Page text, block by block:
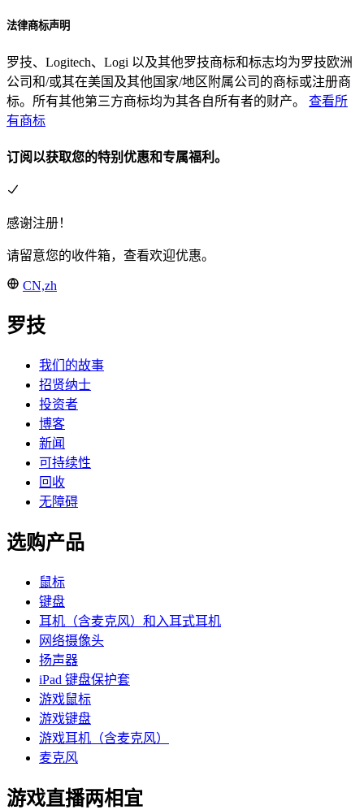
法律商标声明
罗技、Logitech、Logi 以及其他罗技商标和标志均为罗技欧洲
公司和/或其在美国及其他国家/地区附属公司的商标或注册商
标。所有其他第三方商标均为其各自所有者的财产。 查看所
有商标
订阅以获取您的特别优惠和专属福利。
感谢注册！
请留意您的收件箱，查看欢迎优惠。
CN,zh
罗技
我们的故事
招贤纳士
投资者
博客
新闻
可持续性
回收
无障碍
选购产品
鼠标
键盘
耳机（含麦克风）和入耳式耳机
网络摄像头
扬声器
iPad 键盘保护套
游戏鼠标
游戏键盘
游戏耳机（含麦克风）
麦克风
游戏直播两相宜